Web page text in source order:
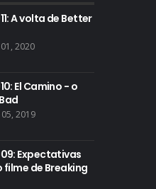
A volta de Better
2020
El Camino - o
2019
Expectativas
filme de Breaking